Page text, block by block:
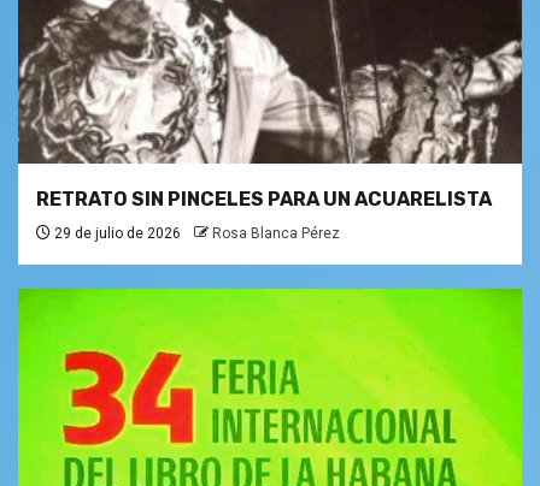
RETRATO SIN PINCELES PARA UN ACUARELISTA
29 de julio de 2026 Rosa Blanca Pérez